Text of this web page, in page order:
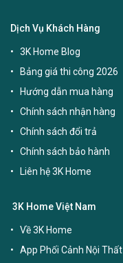
Dịch Vụ Khách Hàng
3K Home Blog
Bảng giá thi công 2026
Hướng dẫn mua hàng
Chính sách nhận hàng
Chính sách đổi trả
Chính sách bảo hành
Liên hệ 3K Home
3K Home Việt Nam
Về 3K Home
App Phối Cảnh Nội Thất